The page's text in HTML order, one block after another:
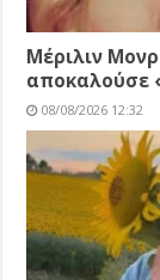
Μέριλιν
αποκαλούσε
08/08/2026 12:32